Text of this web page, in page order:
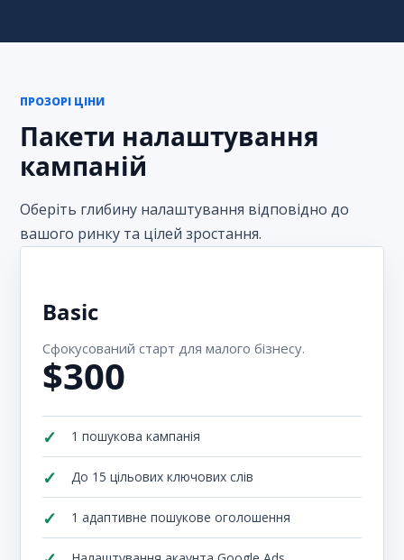
ПРОЗОРІ ЦІНИ
Пакети налаштування
кампаній
Оберіть глибину налаштування відповідно до
вашого ринку та цілей зростання.
Basic
Сфокусований старт для малого бізнесу.
$300
1 пошукова кампанія
До 15 цільових ключових слів
1 адаптивне пошукове оголошення